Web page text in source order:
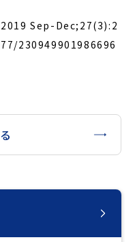
Sep-Dec;27(3):2
230949901986696